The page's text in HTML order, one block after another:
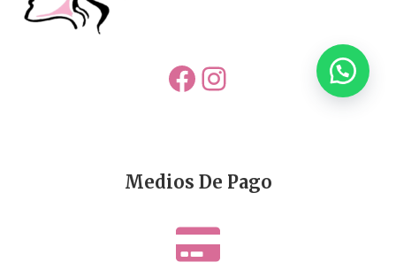
Facebook
Instagram
Medios De Pago